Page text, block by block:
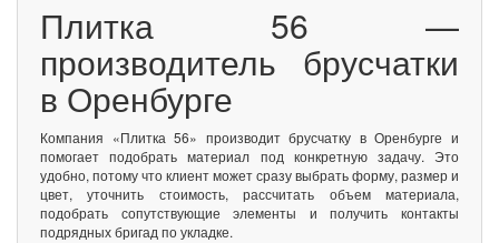
Плитка 56 —
производитель брусчатки
в Оренбурге
Компания «Плитка 56» производит брусчатку в Оренбурге и
помогает подобрать материал под конкретную задачу. Это
удобно, потому что клиент может сразу выбрать форму, размер и
цвет, уточнить стоимость, рассчитать объем материала,
подобрать сопутствующие элементы и получить контакты
подрядных бригад по укладке.